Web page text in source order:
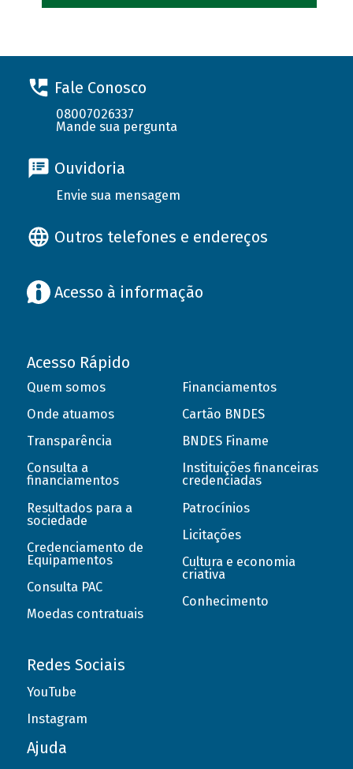
Fale Conosco
08007026337
Mande sua pergunta
Ouvidoria
Envie sua mensagem
Outros telefones e endereços
Acesso à informação
Acesso Rápido
Quem somos
Onde atuamos
Transparência
Consulta a
financiamentos
Resultados para a
sociedade
Credenciamento de
Equipamentos
Consulta PAC
Moedas contratuais
Financiamentos
Cartão BNDES
BNDES Finame
Instituições financeiras
credenciadas
Patrocínios
Licitações
Cultura e economia
criativa
Conhecimento
Redes Sociais
YouTube
Instagram
Ajuda